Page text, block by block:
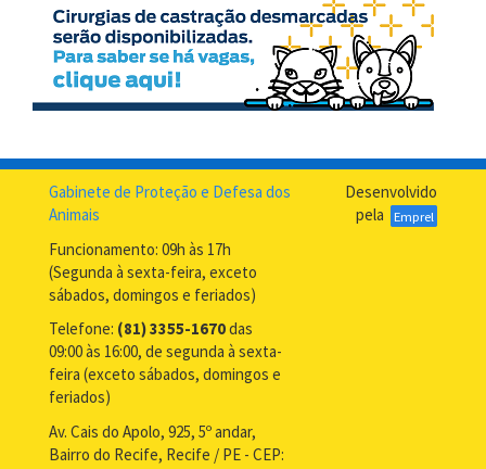
Gabinete de Proteção e Defesa dos
Animais
Funcionamento: 09h às 17h
(Segunda à sexta-feira, exceto
sábados, domingos e feriados)
Telefone: (81) 3355-1670das
09:00 às 16:00, de segunda à sexta-
feira (exceto sábados, domingos e
feriados)
Av. Cais do Apolo, 925, 5º andar,
Bairro do Recife, Recife / PE - CEP:
Desenvolvido
pela
Emprel